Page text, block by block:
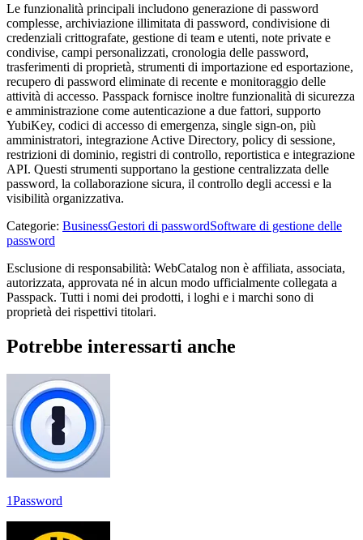
Le funzionalità principali includono generazione di password
complesse, archiviazione illimitata di password, condivisione di
credenziali crittografate, gestione di team e utenti, note private e
condivise, campi personalizzati, cronologia delle password,
trasferimenti di proprietà, strumenti di importazione ed esportazione,
recupero di password eliminate di recente e monitoraggio delle
attività di accesso. Passpack fornisce inoltre funzionalità di sicurezza
e amministrazione come autenticazione a due fattori, supporto
YubiKey, codici di accesso di emergenza, single sign-on, più
amministratori, integrazione Active Directory, policy di sessione,
restrizioni di dominio, registri di controllo, reportistica e integrazione
API. Questi strumenti supportano la gestione centralizzata delle
password, la collaborazione sicura, il controllo degli accessi e la
visibilità organizzativa.
Categorie: BusinessGestori di passwordSoftware di gestione delle
password
Esclusione di responsabilità: WebCatalog non è affiliata, associata,
autorizzata, approvata né in alcun modo ufficialmente collegata a
Passpack. Tutti i nomi dei prodotti, i loghi e i marchi sono di
proprietà dei rispettivi titolari.
Potrebbe interessarti anche
1Password